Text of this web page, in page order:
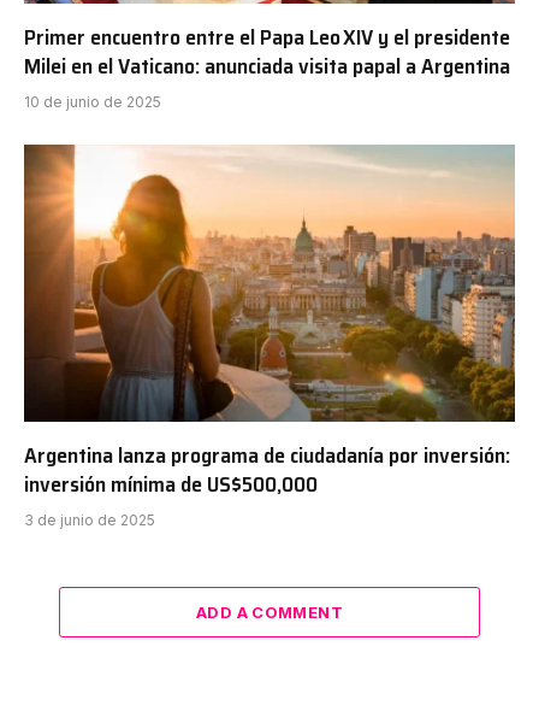
Primer encuentro entre el Papa Leo XIV y el presidente
Milei en el Vaticano: anunciada visita papal a Argentina
10 de junio de 2025
Argentina lanza programa de ciudadanía por inversión:
inversión mínima de US$500,000
3 de junio de 2025
ADD A COMMENT